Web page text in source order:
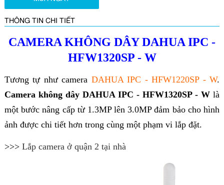
THÔNG TIN CHI TIẾT
CAMERA KHÔNG DÂY DAHUA IPC -
HFW1320SP - W
Tương tự như camera DAHUA IPC - HFW1220SP - W.
Camera không dây DAHUA IPC - HFW1320SP - W là
một bước nâng cấp từ 1.3MP lên 3.0MP đảm bảo cho hình
ảnh được chi tiết hơn trong cùng một phạm vi lắp đặt.
>>> Lắp camera ở quận 2 tại nhà